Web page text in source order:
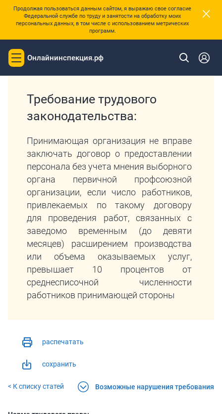
Продолжая пользоваться данным сайтом, я выражаю свое согласие
Федеральной службе по труду и занятости на обработку моих
персональных данных, в том числе с использованием метрических
программ.
×
Toggle
navigation
Онлайнинспекция.рф
Главная
Требование трудового
законодательства:
Принимающая организация не вправе
заключать договор о предоставлении
персонала без учета мнения выборного
органа первичной профсоюзной
организации, если число работников,
привлекаемых по такому договору
для проведения работ, связанных с
заведомо временным (до девяти
месяцев) расширением производства
или объема оказываемых услуг,
превышает 10 процентов от
среднесписочной численности
работников принимающей стороны
распечатать
сохранить
< К списку статей Возможные нарушения требования